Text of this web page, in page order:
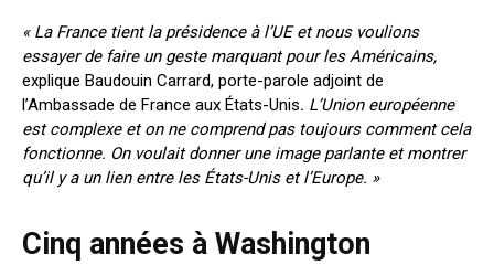
« La France tient la présidence à l’UE et nous voulions
essayer de faire un geste marquant pour les Américains,
explique Baudouin Carrard, porte-parole adjoint de
l’Ambassade de France aux États-Unis. L’Union européenne
est complexe et on ne comprend pas toujours comment cela
fonctionne. On voulait donner une image parlante et montrer
qu’il y a un lien entre les États-Unis et l’Europe. »
Cinq années à Washington